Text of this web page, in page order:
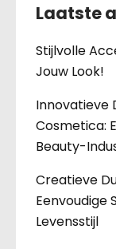
Laatste
Stijlvolle
Jouw Look!
Innovatieve
Cosmetica:
Beauty-
Creatieve
Eenvoudige
Levensstijl